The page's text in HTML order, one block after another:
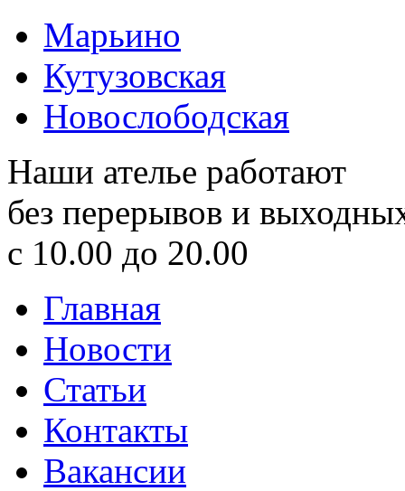
Марьино
Кутузовская
Новослободская
Наши ателье работают
без перерывов и
с 10.00 до 20.00
Главная
Новости
Статьи
Контакты
Вакансии